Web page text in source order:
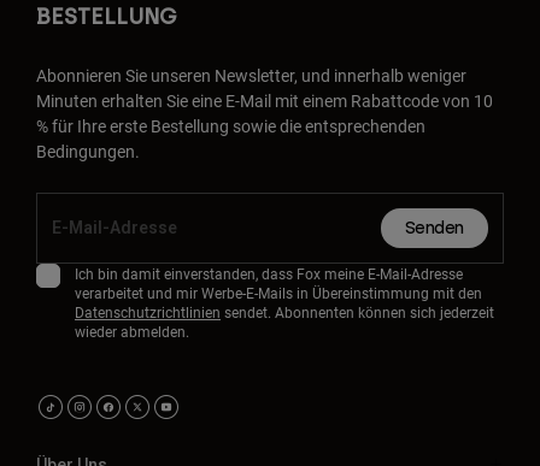
BESTELLUNG
Abonnieren Sie unseren Newsletter, und innerhalb weniger
Minuten erhalten Sie eine E-Mail mit einem Rabattcode von 10
% für Ihre erste Bestellung sowie die entsprechenden
Bedingungen.
Senden
Ich bin damit einverstanden, dass Fox meine E-Mail-Adresse
verarbeitet und mir Werbe-E-Mails in Übereinstimmung mit den
Datenschutzrichtlinien sendet. Abonnenten können sich jederzeit
wieder abmelden.